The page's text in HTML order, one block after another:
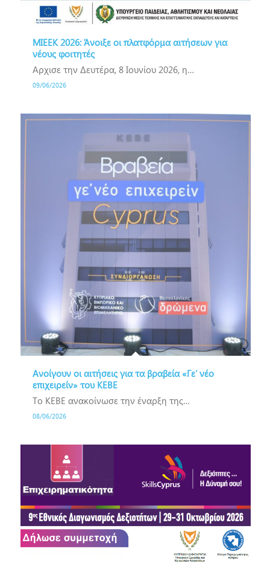
ΜΙΕΕΚ 2026: Άνοιξε οι πλατφόρμα αιτήσεων για
νέους φοιτητές
Αρχισε την Δευτέρα, 8 Ιουνίου 2026, η…
09/06/2026
Ανοίγουν οι αιτήσεις για τα βραβεία «Γε’ νέο
επιχειρείν» του ΚΕΒΕ
Το ΚΕΒΕ ανακοίνωσε την έναρξη της…
08/06/2026